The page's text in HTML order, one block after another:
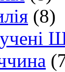
(8)